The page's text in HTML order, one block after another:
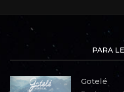
PARA
Gotelé